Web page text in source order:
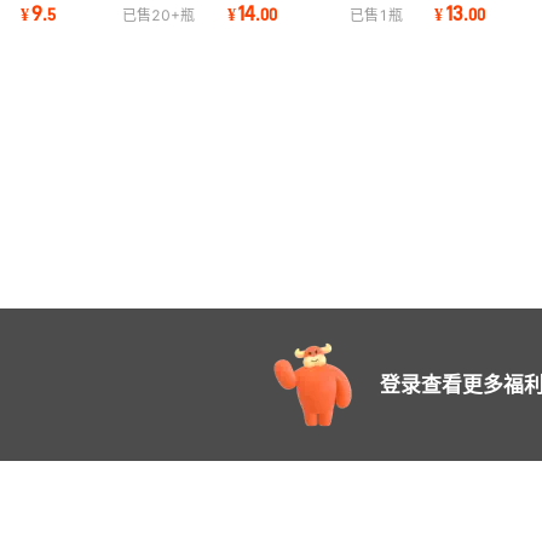
6381-95-6 乙二胺
¥9.5 已售20+瓶
00-4 天津化学
¥14.00 已售 1 瓶
四水合
¥13.00
登录查看更多福